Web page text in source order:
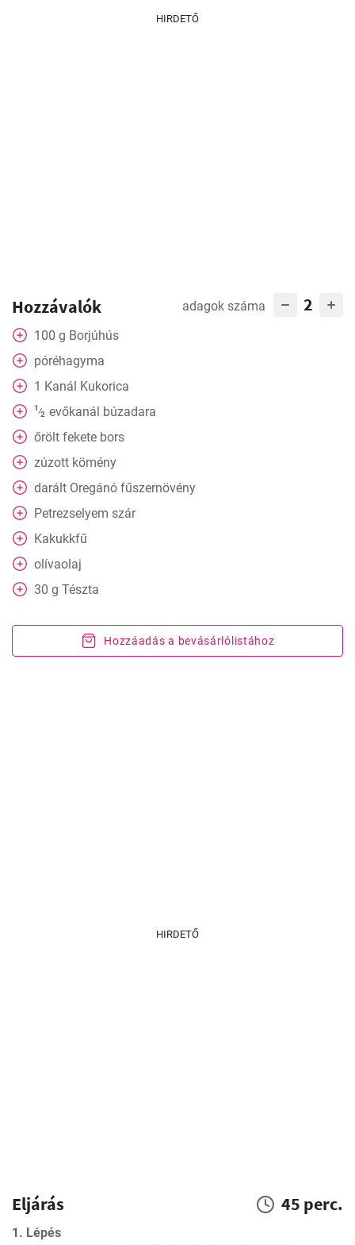
HIRDETŐ
Hozzávalók adagok száma 2
100 g Borjúhús
póréhagyma
1 Kanál Kukorica
1⁄2 evőkanál búzadara
őrölt fekete bors
zúzott kömény
darált Oregánó fűszernövény
Petrezselyem szár
Kakukkfű
olívaolaj
30 g Tészta
Hozzáadás a bevásárlólistához
HIRDETŐ
Eljárás 45 perc.
1. Lépés